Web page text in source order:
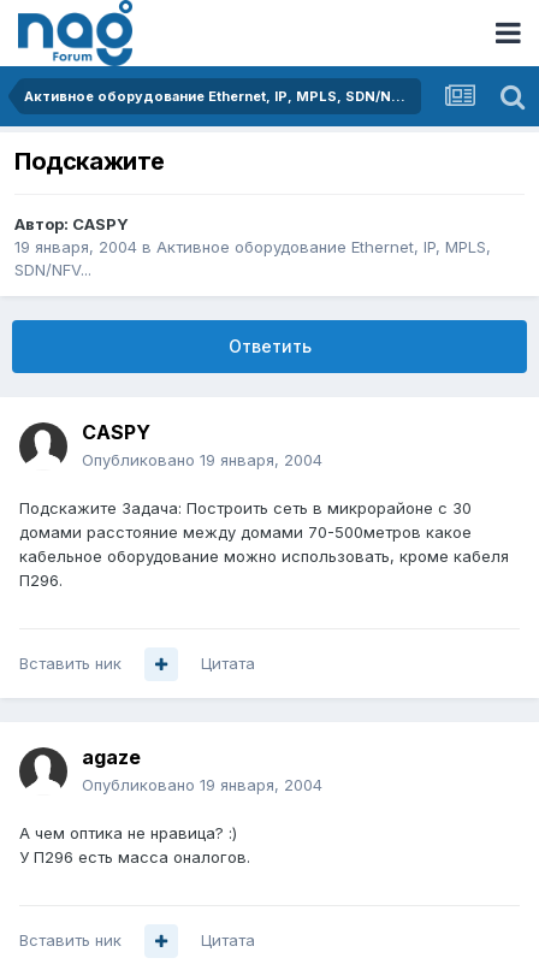
Активное оборудование Ethernet, IP, MPLS, SDN/NFV...
Подскажите
Автор: CASPY
19 января, 2004 в Активное оборудование Ethernet, IP, MPLS,
SDN/NFV...
Ответить
CASPY
Опубликовано 19 января, 2004
Подскажите Задача: Построить сеть в микрорайоне с 30
домами расстояние между домами 70-500метров какое
кабельное оборудование можно использовать, кроме кабеля
П296.
Вставить ник Цитата
agaze
Опубликовано 19 января, 2004
А чем оптика не нравица? :)
У П296 есть масса оналогов.
Вставить ник Цитата